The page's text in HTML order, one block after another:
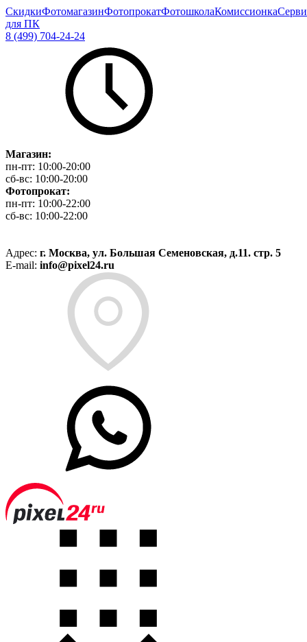
СкидкиФотомагазинФотопрокатФотошколаКомиссионка
для ПК
8 (499) 704-24-24
Магазин:
пн-пт: 10:00-20:00
сб-вс: 10:00-20:00
Фотопрокат:
пн-пт: 10:00-22:00
сб-вс: 10:00-22:00
Адрес: г. Москва, ул. Большая Семеновская, д.11. стр. 5
E-mail: info@pixel24.ru